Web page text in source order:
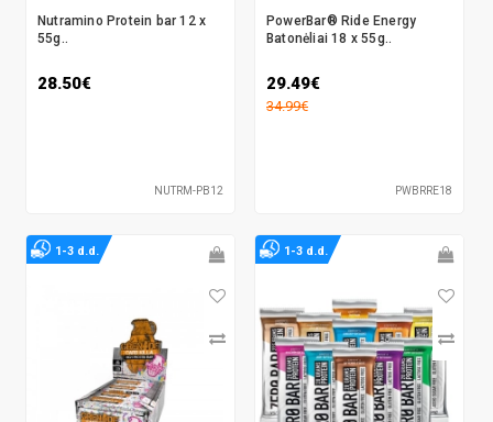
Nutramino Protein bar 12 x
55g..
28.50€
NUTRM-PB12
PowerBar® Ride Energy
Batonėliai 18 x 55g..
29.49€
34.99€
PWBRRE18
1-3 d.d. 1-3 d.d.